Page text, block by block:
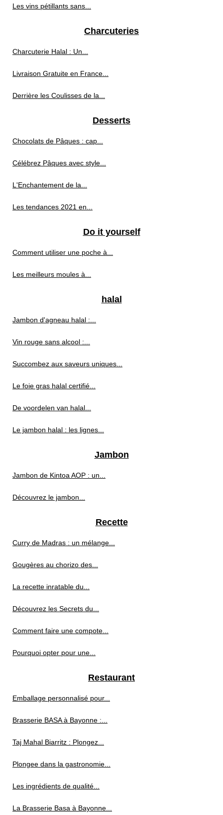
Les vins pétillants sans...
Charcuteries
Charcuterie Halal : Un...
Livraison Gratuite en France...
Derrière les Coulisses de la...
Desserts
Chocolats de Pâques : cap...
Célébrez Pâques avec style...
L'Enchantement de la...
Les tendances 2021 en...
Do it yourself
Comment utiliser une poche à...
Les meilleurs moules à...
halal
Jambon d'agneau halal :...
Vin rouge sans alcool :...
Succombez aux saveurs uniques...
Le foie gras halal certifié...
De voordelen van halal...
Le jambon halal : les lignes...
Jambon
Jambon de Kintoa AOP : un...
Découvrez le jambon...
Recette
Curry de Madras : un mélange...
Gougères au chorizo des...
La recette inratable du...
Découvrez les Secrets du...
Comment faire une compote...
Pourquoi opter pour une...
Restaurant
Emballage personnalisé pour...
Brasserie BASA à Bayonne :...
Taj Mahal Biarritz : Plongez...
Plongee dans la gastronomie...
Les ingrédients de qualité...
La Brasserie Basa à Bayonne...